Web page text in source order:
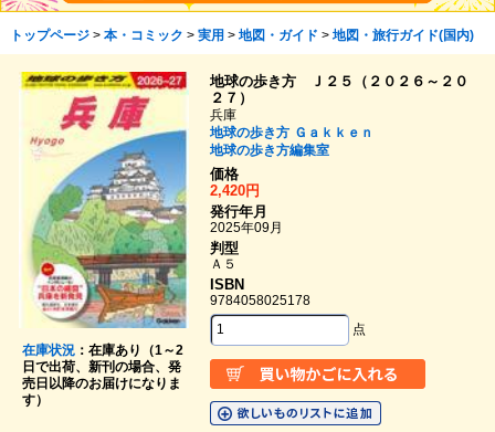
トップページ> 本・コミック > 実用 > 地図・ガイド > 地図・旅行ガイド(国内)
在庫状況：在庫あり（1～2
日で出荷、新刊の場合、発
売日以降のお届けになりま
す）
地球の歩き方 Ｊ２５（２０２６～２０
２７）
兵庫
地球の歩き方 Ｇａｋｋｅｎ
地球の歩き方編集室
価格
2,420円
発行年月
2025年09月
判型
Ａ５
ISBN
9784058025178
点